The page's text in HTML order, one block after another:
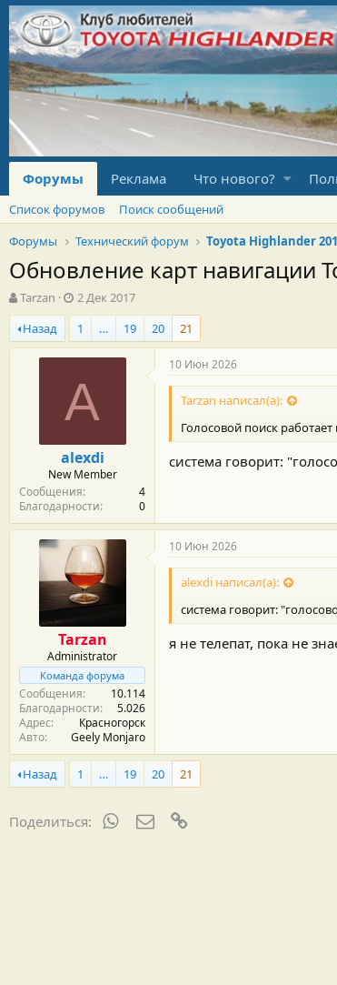
Форумы Реклама Что нового?
Список форумов
Поиск сообщений
Форумы
Технический форум Toyota Highlander
Обновление карт навигации
А
в
т
о
Tarzan
Д
а
т
а
н
ч
а
а
2 Дек 2017
Назад
1 … 19 20 21
A
alexdi
New Member
Сообщения
4
Благодарности
0
10 Июн 2026
Tarzan написал(а):
Голосовой поиск
система говорит:
Tarzan
Administrator
Команда форума
Сообщения
10.114
Благодарности
5.026
Адрес
Красногорск
Авто
Geely Monjaro
10 Июн 2026
alexdi написал(а):
система говорит:
я не телепат, пока не
Назад 1 … 19 20 21
Поделиться: WhatsAppЭлектронная почта